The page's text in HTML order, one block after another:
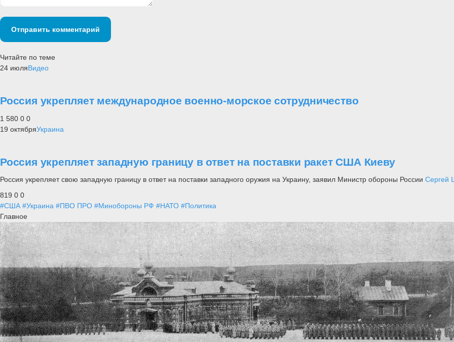
Отправить комментарий
Читайте по теме
24 июляВидео
Россия укрепляет международное военно-морское сотрудничество
1 580 0 0
19 октябряУкраина
Россия укрепляет западную границу в ответ на поставки ракет США Киеву
Россия укрепляет свою западную границу в ответ на поставки западного оружия на Украину, заявил Министр обороны России Сергей
819 0 0
#США #Украина #ПВО ПРО #Минобороны РФ #НАТО #Политика
Главное